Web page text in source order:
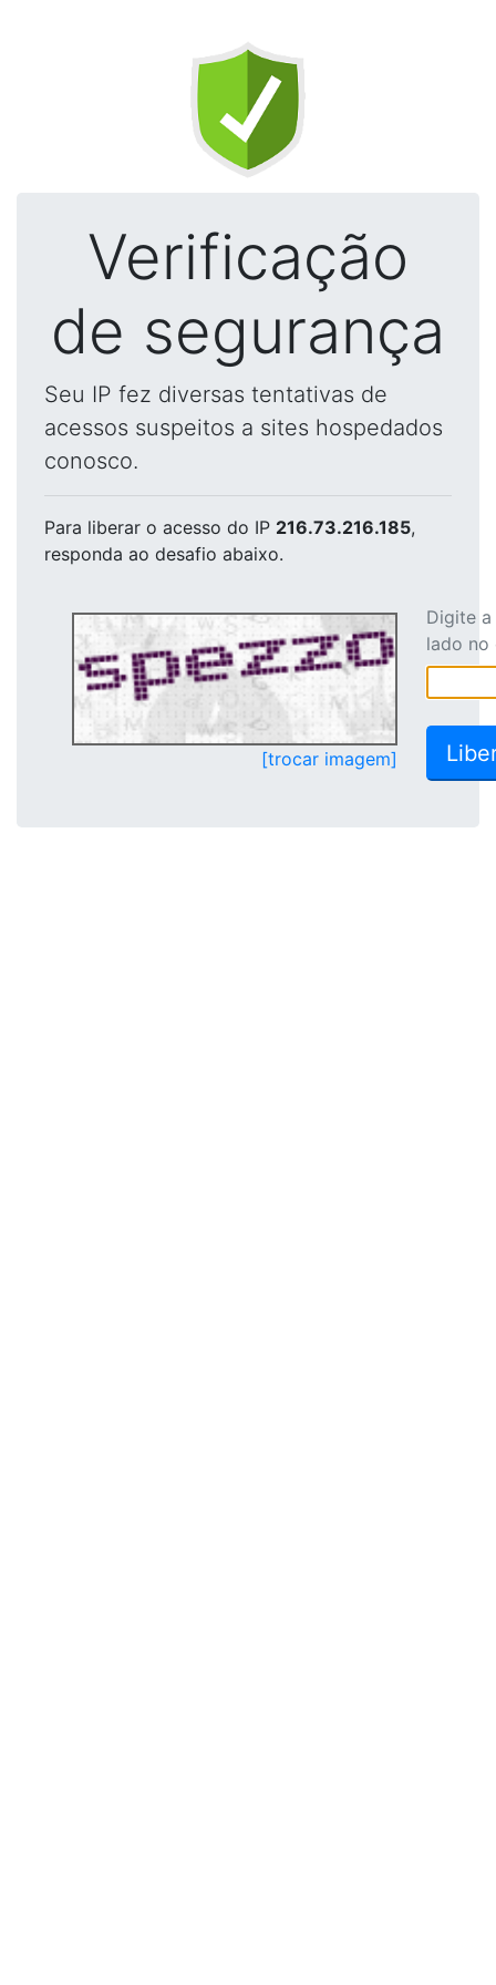
Verificação
de segurança
Seu IP fez diversas tentativas de
acessos suspeitos a sites hospedados
conosco.
Para liberar o acesso do IP 216.73.216.185,
responda ao desafio abaixo.
[trocar imagem]
Digite
lado no